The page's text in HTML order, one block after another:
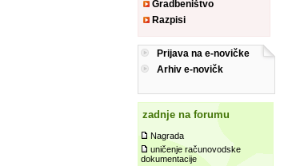
Gradbeništvo
Razpisi
Prijava na e-novičke
Arhiv e-novičk
zadnje na forumu
Nagrada
uničenje računovodske
dokumentacije